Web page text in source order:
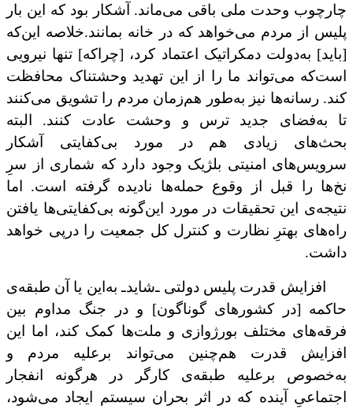
چارچوب وحدت ملی باقی می‌ماند. آشکار بود که این بار
پلیس از مردم می‌خواهد کهدر خانه بمانند.خلاصه این‌که
[باید] به‌دولت دمکراتیک اعتماد کرد، [چراکه] تنها نیرویی
است‌که می‌تواند ما را از این تهدید وحشتناک محافظت
کند. رسانه‌ها نیز به‌طور هم‌زمان مردم را تشویق می‌کنند
تا به‌فضای جدید ترس و وحشت عادت کنند. البته
بحث‌های زیادی هم در مورد بی‌‌کفایتی آشکار
سرویس‌های امنیتی بلژیک وجود دارد که شماری از سرِ
نخ‌ها را قبل از وقوع حمله‌ها نادیده گرفته است. اما
نتیجه‌ی ‌این تحقیقات در مورد این‌گونه بی‌کفایتی‌ها یافتن
راه‌های بهترِ نظارت و کنترل کل جمعیت را درپی خواهد
داشت.
افزایش قدرت پلیس دولتی ـ‌شاید‌ـ به‌این یا آن ‌طبقه‌ی
حاکمه [در کشورهای گوناگون] و در جنگ مداوم بین
فرقه‌های مختلف بورژوازی و ملت‌ها کمک کند، اما این
افزایش قدرت هم‌چنین می‌تواند برعلیه مردم و
به‌خصوص برعلیه طبقه‌ی کارگر در هرگونه انفجار
اجتماعیِ آینده که در اثر بحران سیستم ایجاد می‌شود،